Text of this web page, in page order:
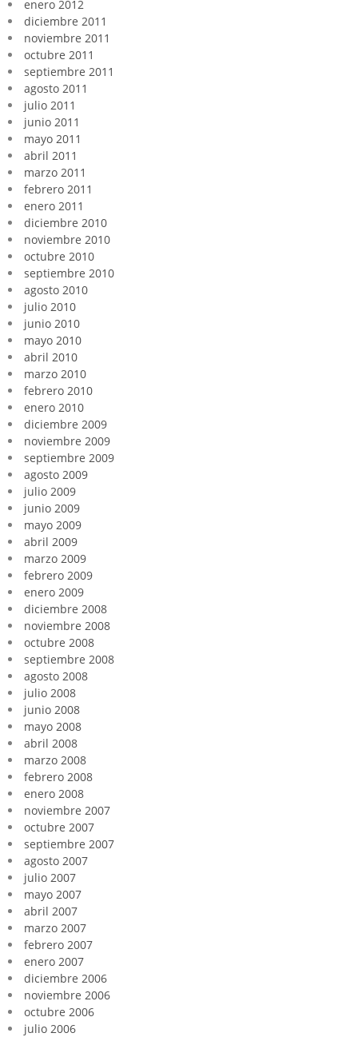
enero 2012
diciembre 2011
noviembre 2011
octubre 2011
septiembre 2011
agosto 2011
julio 2011
junio 2011
mayo 2011
abril 2011
marzo 2011
febrero 2011
enero 2011
diciembre 2010
noviembre 2010
octubre 2010
septiembre 2010
agosto 2010
julio 2010
junio 2010
mayo 2010
abril 2010
marzo 2010
febrero 2010
enero 2010
diciembre 2009
noviembre 2009
septiembre 2009
agosto 2009
julio 2009
junio 2009
mayo 2009
abril 2009
marzo 2009
febrero 2009
enero 2009
diciembre 2008
noviembre 2008
octubre 2008
septiembre 2008
agosto 2008
julio 2008
junio 2008
mayo 2008
abril 2008
marzo 2008
febrero 2008
enero 2008
noviembre 2007
octubre 2007
septiembre 2007
agosto 2007
julio 2007
mayo 2007
abril 2007
marzo 2007
febrero 2007
enero 2007
diciembre 2006
noviembre 2006
octubre 2006
julio 2006